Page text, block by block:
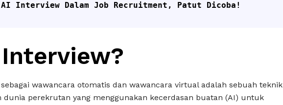
Interview Dalam Job Recruitment, Patut Dicoba!
wawancara otomatis dan wawancara virtual adalah sebuah teknik
perekrutan yang menggunakan kecerdasan buatan (AI) untuk